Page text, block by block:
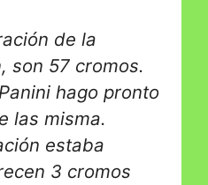
de la
son 57 cromos.
hago pronto
las misma.
estaba
3 cromos